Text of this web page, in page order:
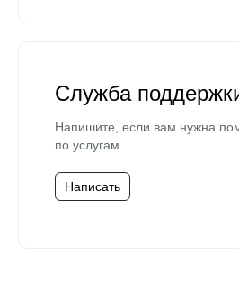
Служба
Напишите, если вам нужна
по услугам.
Написать